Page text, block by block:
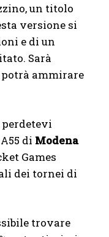
un titolo
versione si
e di un
Sarà
potrà ammirare
di Modena
Games
dei tornei di
trovare